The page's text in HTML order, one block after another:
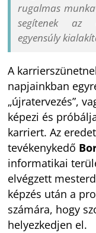
rugalmas
segítenek az
egyensúly
A
napjainkban
„újratervezés”,
képezi és
karriert. Az
tevékenykedő
informatikai
elvégzett
képzés után a
számára, hogy
helyezkedjen el.